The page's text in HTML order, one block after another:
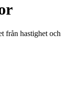
från hastighet och